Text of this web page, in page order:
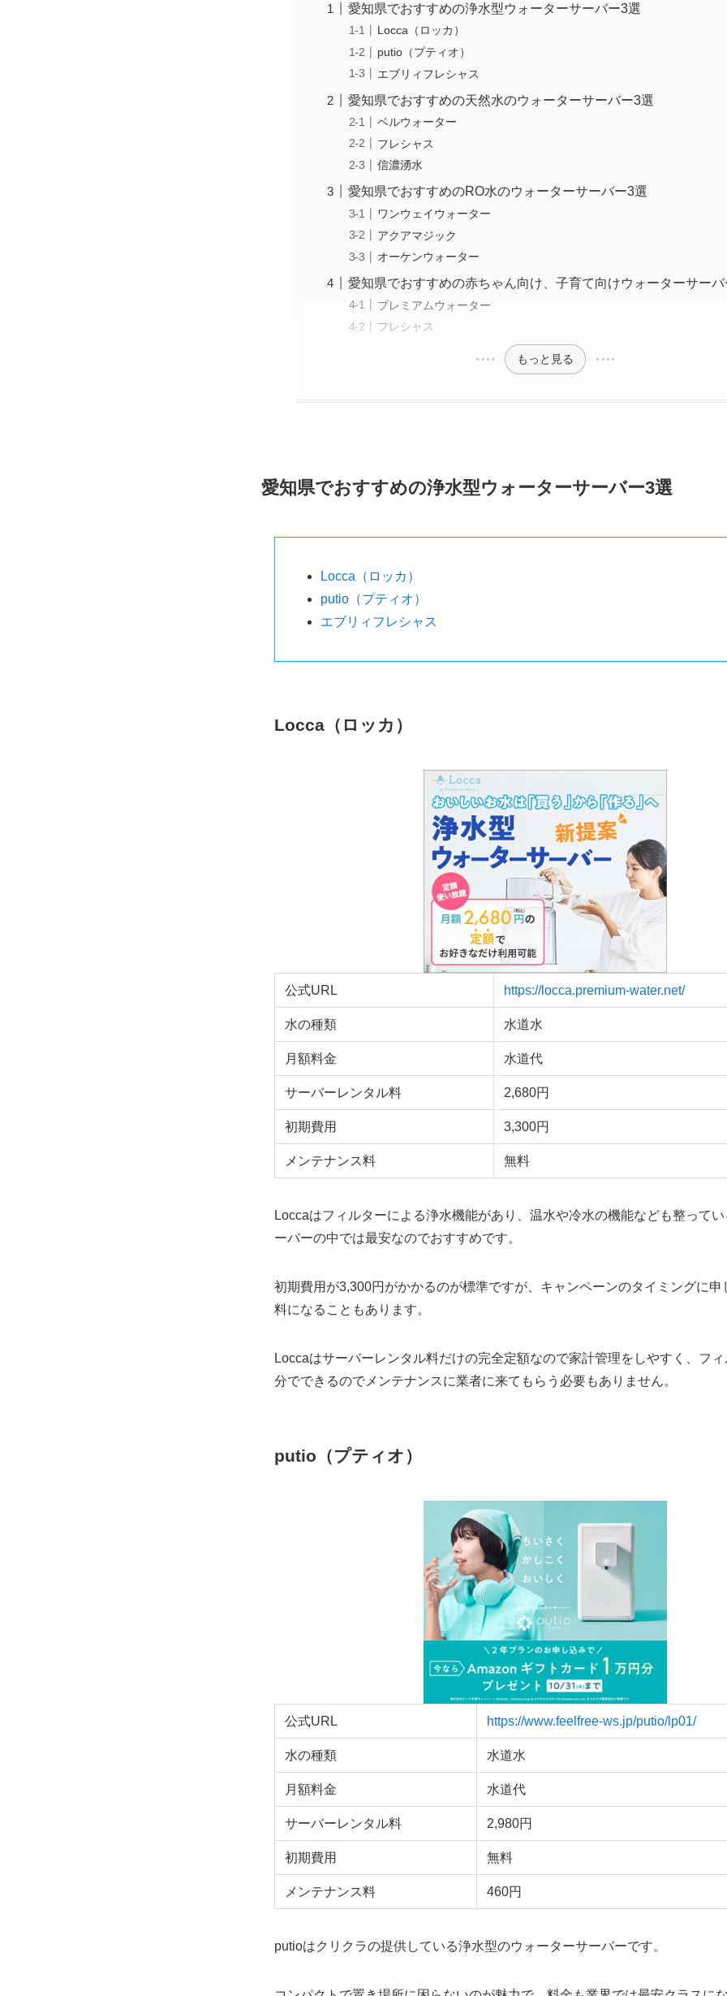
愛知県でおすすめの浄水型ウォーターサーバー3選
Locca（ロッカ）
putio（プティオ）
エブリィフレシャス
愛知県でおすすめの天然水のウォーターサーバー3選
ベルウォーター
フレシャス
信濃湧水
愛知県でおすすめのRO水のウォーターサーバー3選
ワンウェイウォーター
アクアマジック
オーケンウォーター
愛知県でおすすめの赤ちゃん向け、子育て向けウォーターサー
プレミアムウォーター
フレシャス
もっと見る
愛知県でおすすめの浄水型ウォーターサーバー3選
Locca（ロッカ）
putio（プティオ）
エブリィフレシャス
Locca（ロッカ）
公式URL https://locca.premium-water.net/
水の種類 水道水
月額料金 水道代
サーバーレンタル料 2,680円
初期費用 3,300円
メンテナンス料 無料
Loccaはフィルターによる浄水機能があり、温水や冷水の機能なども整って
ーバーの中では最安なのでおすすめです。
初期費用が3,300円がかかるのが標準ですが、キャンペーンのタイミングに申
料になることもあります。
Loccaはサーバーレンタル料だけの完全定額なので家計管理をしやすく、フ
分でできるのでメンテナンスに業者に来てもらう必要もありません。
putio（プティオ）
公式URL https://www.feelfree-ws.jp/putio/lp01/
水の種類 水道水
月額料金 水道代
サーバーレンタル料 2,980円
初期費用 無料
メンテナンス料 460円
putioはクリクラの提供している浄水型のウォーターサーバーです。